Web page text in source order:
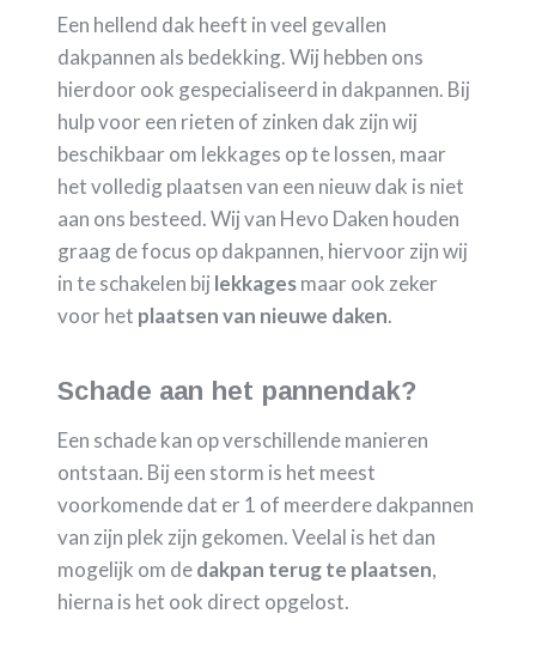
Een hellend dak heeft in veel gevallen
dakpannen als bedekking. Wij hebben ons
hierdoor ook gespecialiseerd in dakpannen. Bij
hulp voor een rieten of zinken dak zijn wij
beschikbaar om lekkages op te lossen, maar
het volledig plaatsen van een nieuw dak is niet
aan ons besteed. Wij van Hevo Daken houden
graag de focus op dakpannen, hiervoor zijn wij
in te schakelen bij lekkagesmaar ook zeker
voor het plaatsen van nieuwe daken.
Schade aan het pannendak?
Een schade kan op verschillende manieren
ontstaan. Bij een storm is het meest
voorkomende dat er 1 of meerdere dakpannen
van zijn plek zijn gekomen. Veelal is het dan
mogelijk om dedakpan terug te plaatsen,
hierna is het ook direct opgelost.